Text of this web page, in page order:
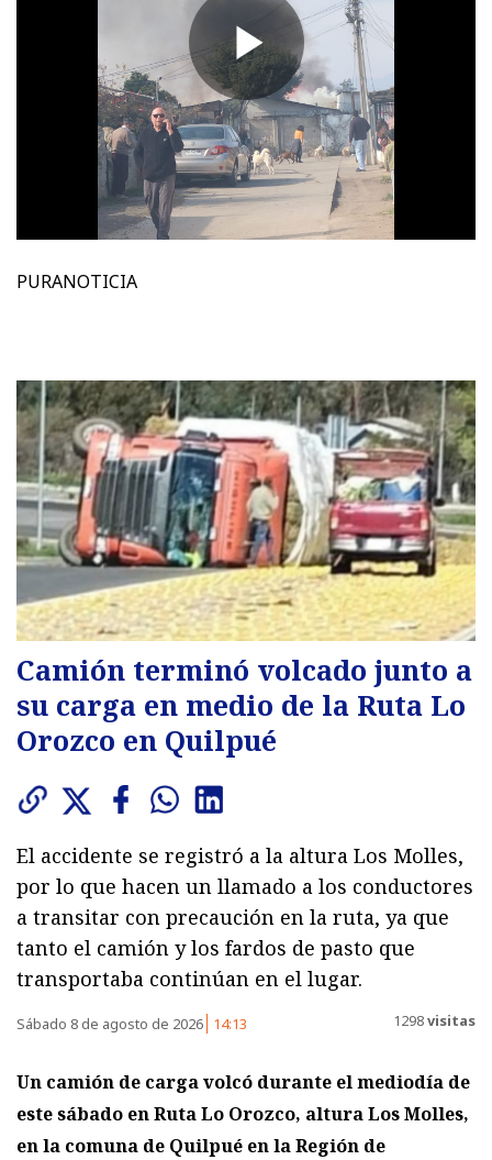
PURANOTICIA
Camión terminó volcado junto a
su carga en medio de la Ruta Lo
Orozco en Quilpué
El accidente se registró a la altura Los Molles,
por lo que hacen un llamado a los conductores
a transitar con precaución en la ruta, ya que
tanto el camión y los fardos de pasto que
transportaba continúan en el lugar.
Sábado 8 de agosto de 2026 14:13 1298visitas
Un camión de carga volcó durante el mediodía de
este sábado en Ruta Lo Orozco, altura Los Molles,
en la comuna de Quilpué en la Región de